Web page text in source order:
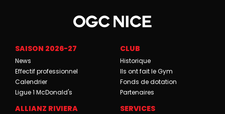
SAISON 2026-27
News
Effectif professionnel
Calendrier
Ligue 1 McDonald's
CLUB
Historique
Ils ont fait le Gym
Fonds de dotation
Partenaires
ALLIANZ RIVIERA SERVICES